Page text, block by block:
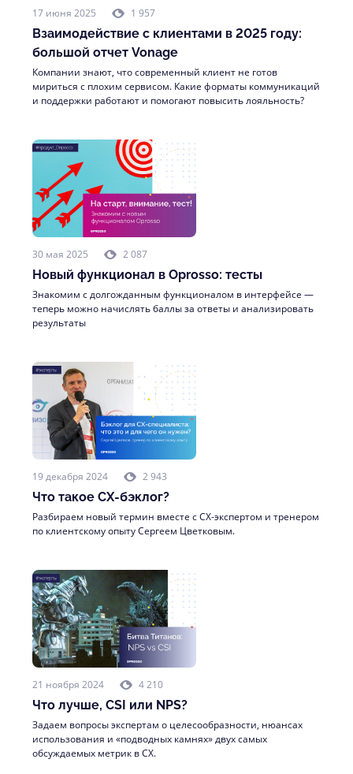
17 июня 2025 1 957
Взаимодействие с клиентами в 2025 году:
большой отчет Vonage
Компании знают, что современный клиент не готов
мириться с плохим сервисом. Какие форматы коммуникаций
и поддержки работают и помогают повысить лояльность?
30 мая 2025 2 087
Новый функционал в Oprosso: тесты
Знакомим с долгожданным функционалом в интерфейсе —
теперь можно начислять баллы за ответы и анализировать
результаты
19 декабря 2024 2 943
Что такое CX-бэклог?
Разбираем новый термин вместе с CX-экспертом и тренером
по клиентскому опыту Сергеем Цветковым.
21 ноября 2024 4 210
Что лучше, CSI или NPS?
Задаем вопросы экспертам о целесообразности, нюансах
использования и «подводных камнях» двух самых
обсуждаемых метрик в CX.